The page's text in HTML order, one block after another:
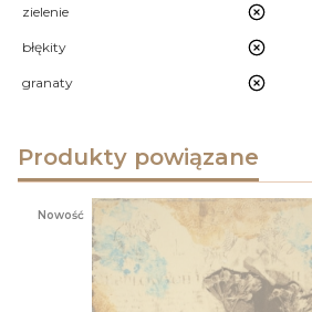
zielenie nie
błękity nie
granaty nie
Produkty powiązane
Nowość